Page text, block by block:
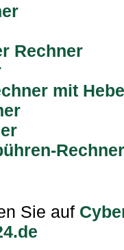
Rechner
mit
Rechner
Sie auf